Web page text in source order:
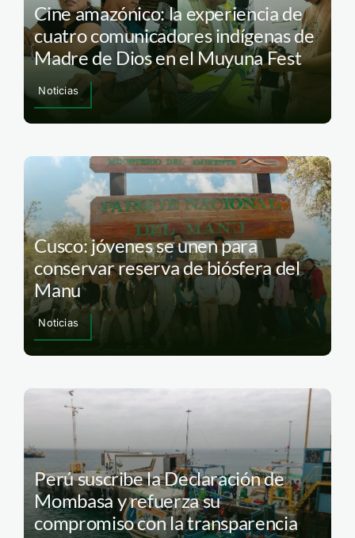
Cine amazónico: la experiencia de
cuatro comunicadores indígenas de
Madre de Dios en el Muyuna Fest
Noticias
Cusco: jóvenes se unen para
conservar reserva de biósfera del
Manu
Noticias
Perú suscribe la Declaración de
Mombasa y refuerza su
compromiso con la transparencia